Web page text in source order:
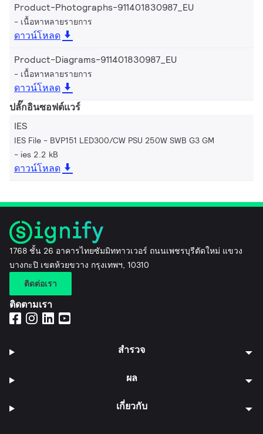
Product-Photographs-911401830987_EU
เนื้อหาหลายรายการ
ดาวน์โหลด
Product-Diagrams-911401830987_EU
เนื้อหาหลายรายการ
ดาวน์โหลด
ปลั๊กอินซอฟต์แวร์
IES
IES File - BVP151 LED300/CW PSU 250W SWB G3 GM
ies 2.2 kB
ดาวน์โหลด
1768 ชั้น 26 อาคารไทยซัมมิททาวเวอร์ ถนนเพชรบุรีตัดใหม่ แขวง
บางกะปิ เขตห้วยขวาง กรุงเทพฯ, 10310
ติดต่อเรา
ติดตามเรา
สำรวจ
ผล
เกี่ยวกับ